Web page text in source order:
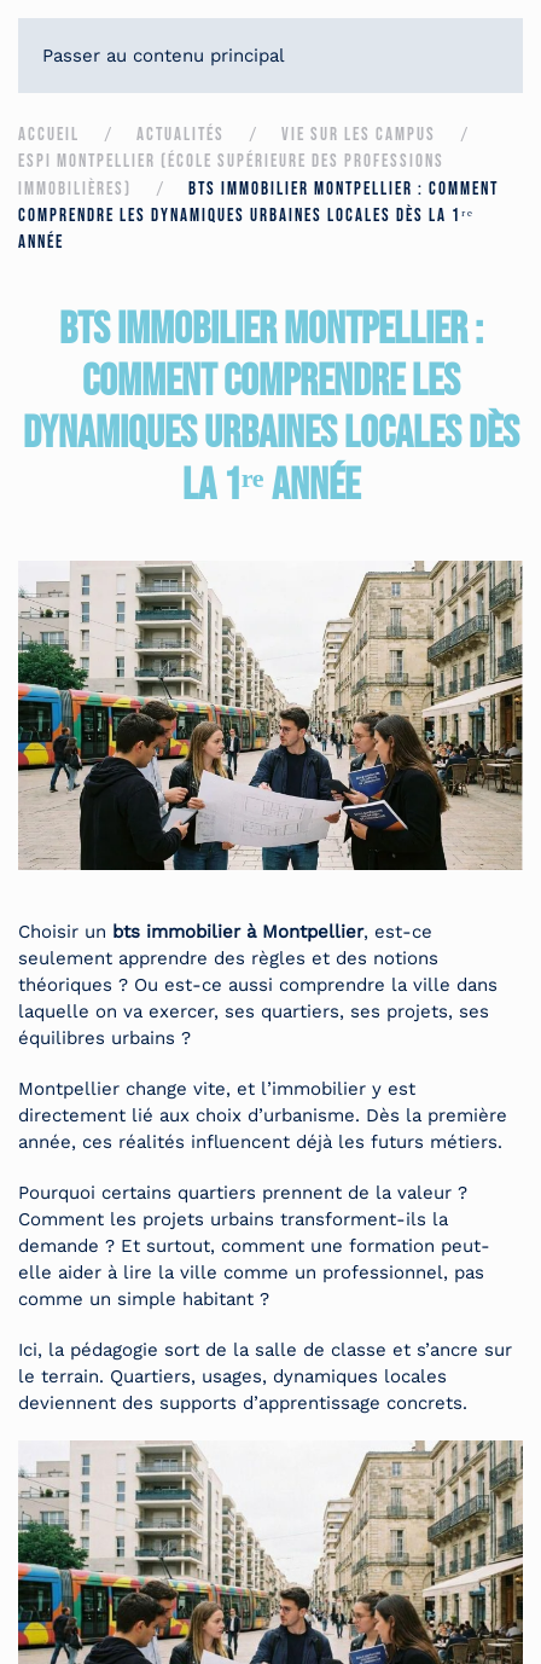
Passer au contenu principal
ACCUEIL ACTUALITÉS
VIE SUR LES CAMPUS
ESPI MONTPELLIER (ÉCOLE SUPÉRIEURE DES PROFESSIONS
IMMOBILIÈRES)
BTS IMMOBILIER MONTPELLIER : COMMENT
COMPRENDRE LES DYNAMIQUES URBAINES LOCALES DÈS LA 1ʳᵉ
ANNÉE
BTS Immobilier Montpellier :
comment comprendre les
dynamiques urbaines locales dès
la 1ʳᵉ année
Choisir un bts immobilier à Montpellier, est-ce
seulement apprendre des règles et des notions
théoriques ? Ou est-ce aussi comprendre la ville dans
laquelle on va exercer, ses quartiers, ses projets, ses
équilibres urbains ?
Montpellier change vite, et l’immobilier y est
directement lié aux choix d’urbanisme. Dès la première
année, ces réalités influencent déjà les futurs métiers.
Pourquoi certains quartiers prennent de la valeur ?
Comment les projets urbains transforment-ils la
demande ? Et surtout, comment une formation peut-
elle aider à lire la ville comme un professionnel, pas
comme un simple habitant ?
Ici, la pédagogie sort de la salle de classe et s’ancre sur
le terrain. Quartiers, usages, dynamiques locales
deviennent des supports d’apprentissage concrets.